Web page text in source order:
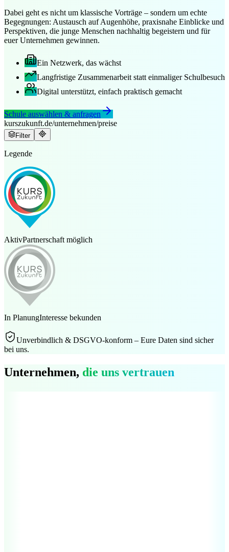
Dabei geht es nicht um klassische Vorträge – sondern um echte
Begegnungen: Austausch auf Augenhöhe, praxisnahe Einblicke und
Perspektiven, die junge Menschen nachhaltig begeistern und für
euer Unternehmen gewinnen.
Ein Netzwerk, das wächst
Langfristige Zusammenarbeit statt einmaliger Schulbesuch
Digital unterstützt, einfach praktisch gemacht
Schule auswählen & anfragen
kurszukunft.de/unternehmen/preise
Filter
Legende
AktivPartnerschaft möglich
In PlanungInteresse bekunden
Unverbindlich & DSGVO-konform – Eure Daten sind sicher
bei uns.
Unternehmen, die uns vertrauen